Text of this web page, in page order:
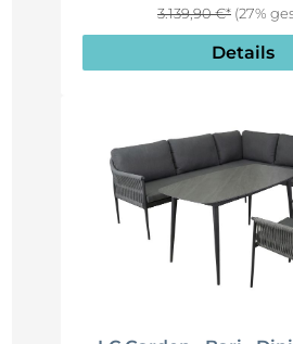
3.139,90 €* (27%
Details